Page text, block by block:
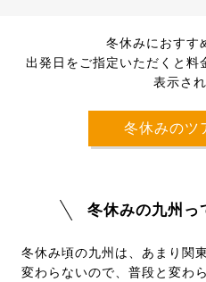
冬休みにおすす
出発日をご指定いただくと料
表示され
冬休みのツ
冬休みの九州っ
冬休み頃の九州は、あまり関
変わらないので、普段と変わ